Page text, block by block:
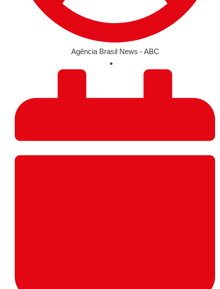
Agência Brasil News - ABC